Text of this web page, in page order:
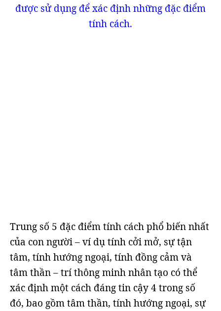
được sử dụng để xác định những đặc điểm
tính cách.
Trung số 5 đặc điểm tính cách phổ biến nhất
của con người – ví dụ tính cởi mở, sự tận
tâm, tính hướng ngoại, tính đồng cảm và
tâm thần – trí thông minh nhân tạo có thể
xác định một cách đáng tin cậy 4 trong số
đó, bao gồm tâm thần, tính hướng ngoại, sự